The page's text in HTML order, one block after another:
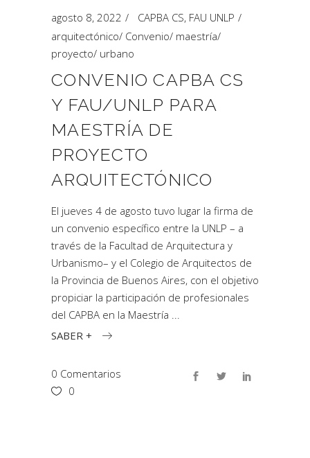
agosto 8, 2022 CAPBA CS, FAU UNLP
arquitectónico/ Convenio/ maestría/
proyecto/ urbano
CONVENIO CAPBA CS
Y FAU/UNLP PARA
MAESTRÍA DE
PROYECTO
ARQUITECTÓNICO
El jueves 4 de agosto tuvo lugar la firma de
un convenio específico entre la UNLP – a
través de la Facultad de Arquitectura y
Urbanismo– y el Colegio de Arquitectos de
la Provincia de Buenos Aires, con el objetivo
propiciar la participación de profesionales
del CAPBA en la Maestría
SABER +
0 Comentarios
0